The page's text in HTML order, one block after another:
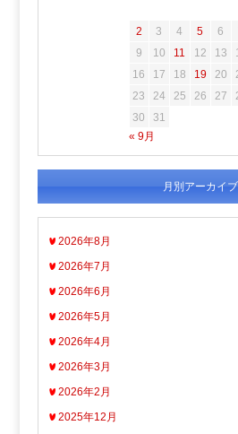
« 9月
2
3 4 5 6
9
10 11 12 13
16
17 18 19 20
23
24 25 26 27
30
31
月別アーカイブ
2026年8月
2026年7月
2026年6月
2026年5月
2026年4月
2026年3月
2026年2月
2025年12月